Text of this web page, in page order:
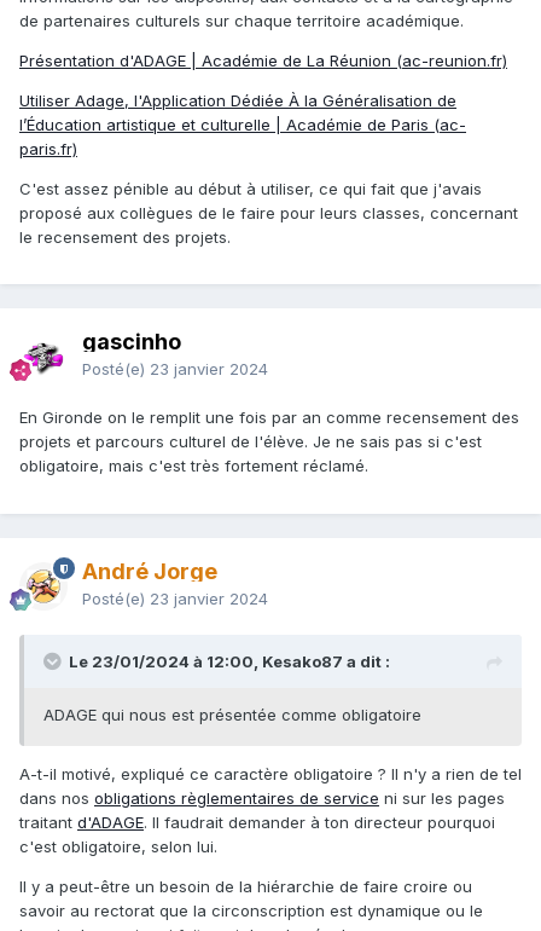
de partenaires culturels sur chaque territoire académique.
Présentation d'ADAGE | Académie de La Réunion (ac-reunion.fr)
Utiliser Adage, l'Application Dédiée À la Généralisation de
l’Éducation artistique et culturelle | Académie de Paris (ac-
paris.fr)
C'est assez pénible au début à utiliser, ce qui fait que j'avais
proposé aux collègues de le faire pour leurs classes, concernant
le recensement des projets.
gascinho
Posté(e) 23 janvier 2024
En Gironde on le remplit une fois par an comme recensement des
projets et parcours culturel de l'élève. Je ne sais pas si c'est
obligatoire, mais c'est très fortement réclamé.
André Jorge
Posté(e) 23 janvier 2024
Le 23/01/2024 à 12:00, Kesako87 a dit :
ADAGE qui nous est présentée comme obligatoire
A-t-il motivé, expliqué ce caractère obligatoire ? Il n'y a rien de tel
dans nos obligations règlementaires de service ni sur les pages
traitant d'ADAGE. Il faudrait demander à ton directeur pourquoi
c'est obligatoire, selon lui.
Il y a peut-être un besoin de la hiérarchie de faire croire ou
savoir au rectorat que la circonscription est dynamique ou le